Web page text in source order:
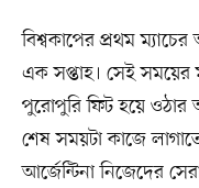
বিশ্বকাপের প্রথম
এক সপ্তাহ। সেই সময়ের
পুরোপুরি ফিট হয়ে ওঠার
শেষ সময়টা কাজে
আর্জেন্টিনা নিজেদের